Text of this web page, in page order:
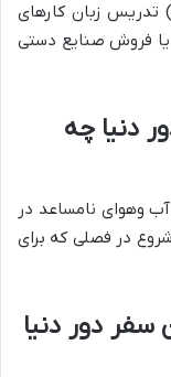
تدریس زبان کارهای
یا فروش صنایع دستی
دنیا چه
وهوای نامساعد در
در فصلی که برای
سفر دور دنیا